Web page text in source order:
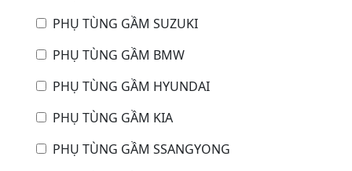
PHỤ TÙNG GẦM SUZUKI
PHỤ TÙNG GẦM BMW
PHỤ TÙNG GẦM HYUNDAI
PHỤ TÙNG GẦM KIA
PHỤ TÙNG GẦM SSANGYONG